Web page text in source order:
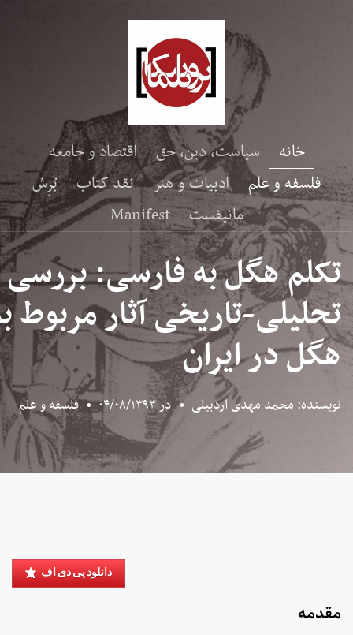
خانه سیاست، دین، حق
اقتصاد و جامعه
فلسفه و علم
ادبیات و هنر نقد کتاب
بُرِش
مانیفست
Manifest
تکلم هگل به فارسی: بررسی
تحلیلی-تاریخی آثار مربوط
هگل در ایران
نویسنده: محمد مهدی اردبیلی • در۰۴/۰۸/۱۳۹۳ • فلسفه و علم
دانلود پی دی اف
مقدمه